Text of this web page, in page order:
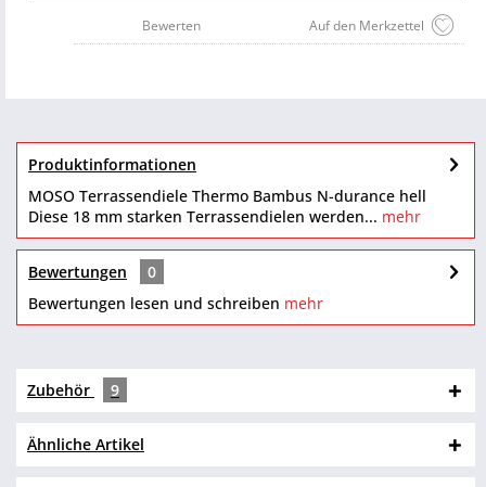
Auf den Merkzettel
Bewerten
Produktinformationen
MOSO Terrassendiele Thermo Bambus N-durance hell
Diese 18 mm starken Terrassendielen werden... mehr
Bewertungen
0
Bewertungen lesen und schreiben mehr
Zubehör 9
Ähnliche Artikel